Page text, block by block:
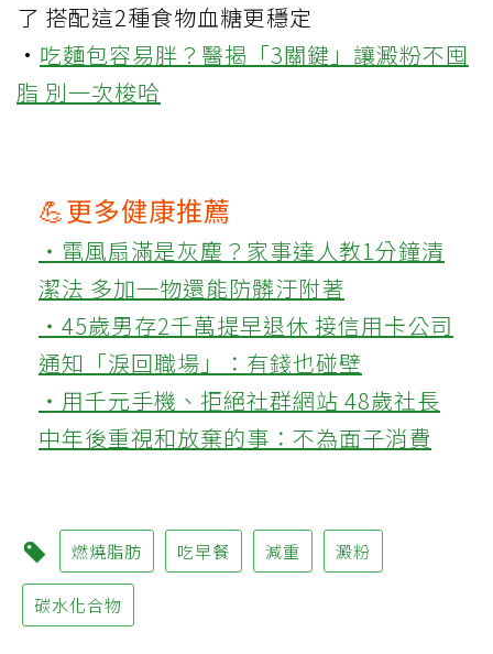
了 搭配這2種食物血糖更穩定
· 吃麵包容易胖？醫揭「3關鍵」讓澱粉不囤
脂 別一次梭哈
💪更多健康推薦
‧電風扇滿是灰塵？家事達人教1分鐘清
潔法 多加一物還能防髒汙附著
‧45歲男存2千萬提早退休 接信用卡公司
通知「淚回職場」：有錢也碰壁
‧用千元手機、拒絕社群網站 48歲社長
中年後重視和放棄的事：不為面子消費
燃燒脂肪 吃早餐 減重 澱粉
碳水化合物